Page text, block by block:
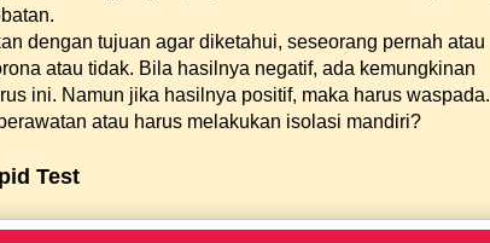
dengan tujuan agar diketahui, seseorang pernah atau
atau tidak. Bila hasilnya negatif, ada kemungkinan
ini. Namun jika hasilnya positif, maka harus waspada.
atau harus melakukan isolasi mandiri?
Test